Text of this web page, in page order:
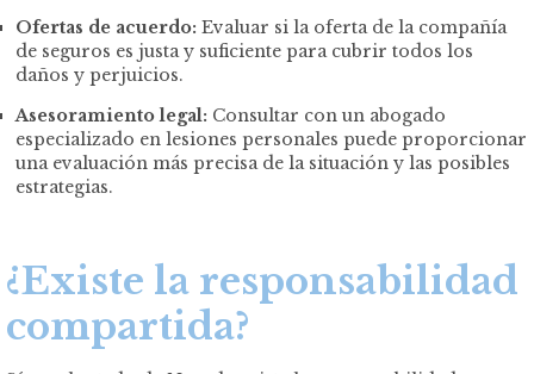
Ofertas de acuerdo: Evaluar si la oferta de la compañía
de seguros es justa y suficiente para cubrir todos los
daños y perjuicios.
Asesoramiento legal: Consultar con un abogado
especializado en lesiones personales puede proporcionar
una evaluación más precisa de la situación y las posibles
estrategias.
¿Existe la responsabilidad
compartida?